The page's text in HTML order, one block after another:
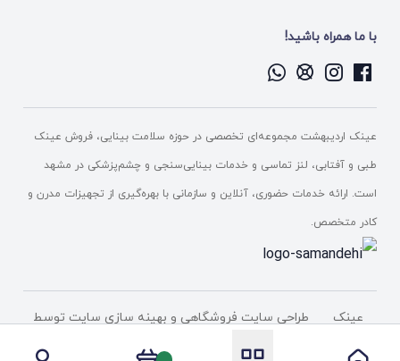
با ما همراه باشید!
عینک اردیبهشت مجموعه‌ای تخصصی در حوزه سلامت بینایی، فروش عینک
طبی و آفتابی، لنز تماسی و خدمات بینایی‌سنجی و چشم‌پزشکی در مشهد
است. ارائه خدمات حضوری، آنلاین و سازمانی با بهره‌گیری از تجهیزات مدرن و
کادر متخصص.
عینک
اردیبهشت
طراحی سایت فروشگاهی و بهینه سازی سایت توسط
شرکت پیشگامان دامنه فناوری